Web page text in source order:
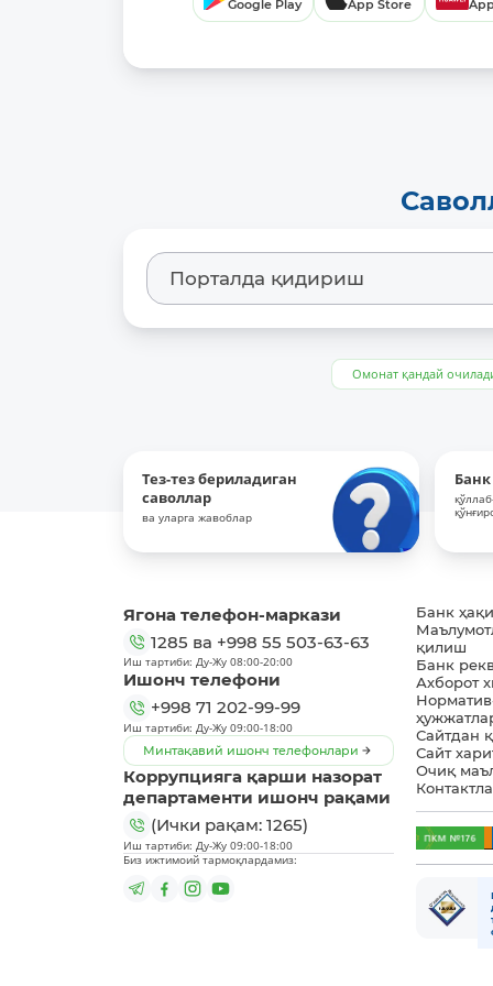
Маълумотларни янгилаб бориш даврийлиги:
Маълумотларга хос сўзлар:
Google Play App Store
Омонат қандай
Тез-тез бериладиган
саволлар
ва уларга жавоблар
Ягона телефон-маркази
1285 ва +998 55 503-63-63
Иш тартиби: Ду-Жу 08:00-20:00
Ишонч телефони
+998 71 202-99-99
Иш тартиби: Ду-Жу 09:00-18:00
Минтақавий ишонч телефонлари
Коррупцияга қарши назорат
департаменти ишонч рақами
(Ички рақам: 1265)
Иш тартиби: Ду-Жу 09:00-18:00
Биз ижтимоий тармоқлардамиз:
Банк
қилиш
Банк
Ахборот
Сайтдан
Сайт
Очиқ